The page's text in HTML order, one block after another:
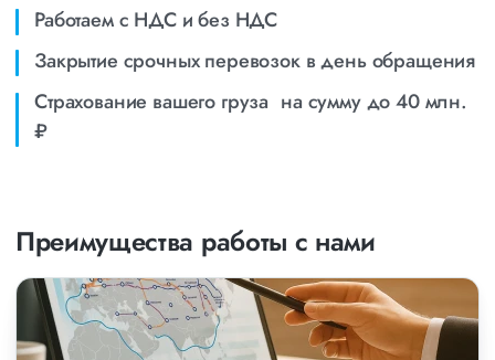
Работаем с НДС и без НДС
Закрытие срочных перевозок в день обращения
Страхование вашего груза на сумму до 40 млн.
₽
Преимущества работы с нами